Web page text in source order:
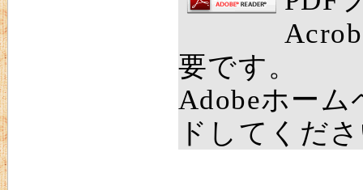
要です。
Adobeホー
ドしてくだ